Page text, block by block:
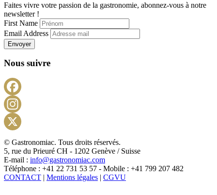
Faites vivre votre passion de la gastronomie, abonnez-vous à notre
newsletter !
First Name
Email Address
Envoyer
Nous suivre
X
© Gastronomiac. Tous droits réservés.
5, rue du Prieuré CH - 1202 Genève / Suisse
E-mail : info@gastronomiac.com
Téléphone : +41 22 731 53 57 - Mobile : +41 799 207 482
CONTACT | Mentions légales | CGVU